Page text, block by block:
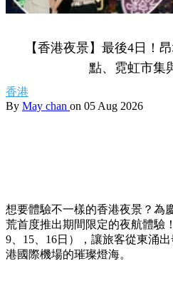
【香港夜景】最後4日！
點、霓虹市集
香港
By May chan on 05 Aug 2026
想要體驗不一樣的香港夜景？為
荒首度推出期間限定的夜航體驗
9、15、16日），讓旅客從東涌
港國際機場的璀璨燈海。